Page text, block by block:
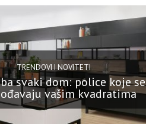
TRENDOVI I NOVITETI
svaki dom: police koje se
vašim kvadratima